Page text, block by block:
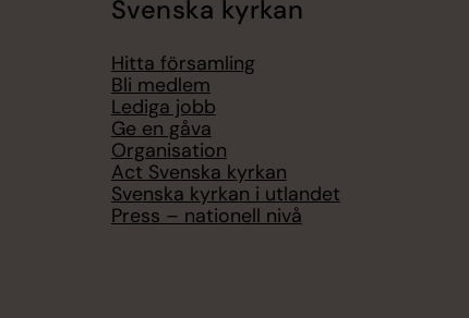
Svenska kyrkan
Hitta församling
Bli medlem
Lediga jobb
Ge en gåva
Organisation
Act Svenska kyrkan
Svenska kyrkan i utlandet
Press – nationell nivå